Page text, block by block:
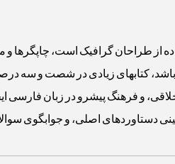
از طراحان گرافیک است،
باشد، کتابهای زیادی در شصت و سه
و فرهنگ پیشرو در زبان فارسی
دستاوردهای اصلی، و جوابگوی